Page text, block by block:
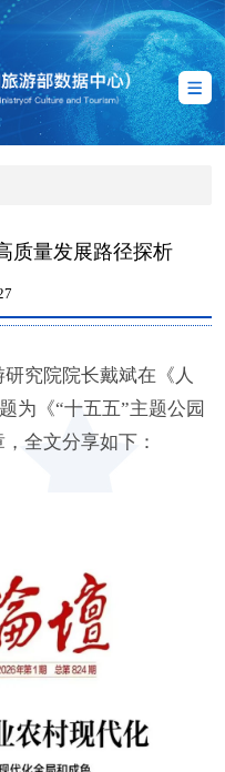
质量发展路径探析
究院院长戴斌在《人
为《“十五五”主题公园
全文分享如下：